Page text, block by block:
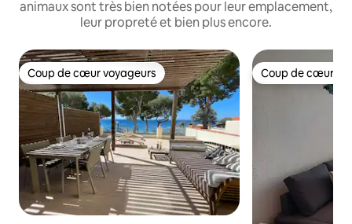
animaux sont très bien notées pour leur emplacement,
leur propreté et bien plus encore.
Coup de cœur voyageurs
Coup de cœur voyageurs Coup de cœur
Coup de cœur